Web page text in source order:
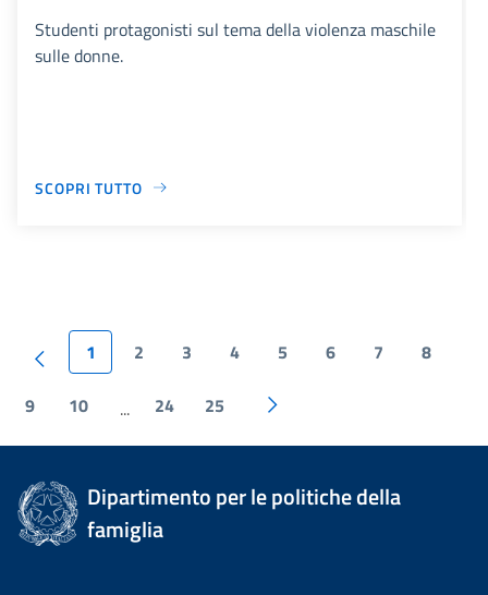
Studenti protagonisti sul tema della violenza maschile
sulle donne.
SCOPRI TUTTO
1 2 3 4 5 6 7 8
9 10 ... 24 25
Dipartimento per le politiche della
famiglia